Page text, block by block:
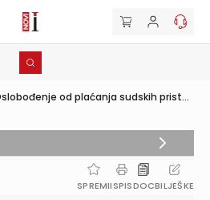
od plaćanja sudskih prist...
SPREMIISPISDOCBILJEŠKE